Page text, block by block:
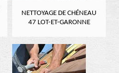
NETTOYAGE DE CHÉNEAU
47 LOT-ET-GARONNE